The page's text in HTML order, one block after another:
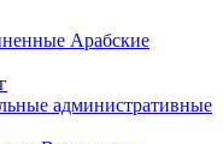
Арабские
административные